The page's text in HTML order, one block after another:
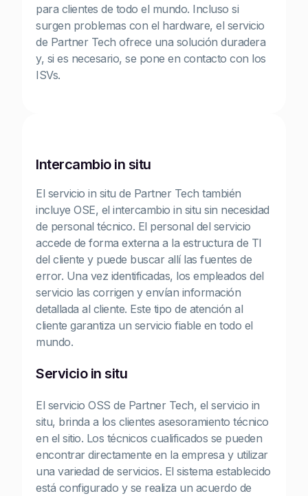
para clientes de todo el mundo. Incluso si
surgen problemas con el hardware, el servicio
de Partner Tech ofrece una solución duradera
y, si es necesario, se pone en contacto con los
ISVs.
Intercambio in situ
El servicio in situ de Partner Tech también
incluye OSE, el intercambio in situ sin necesidad
de personal técnico. El personal del servicio
accede de forma externa a la estructura de TI
del cliente y puede buscar allí las fuentes de
error. Una vez identificadas, los empleados del
servicio las corrigen y envían información
detallada al cliente. Este tipo de atención al
cliente garantiza un servicio fiable en todo el
mundo.
Servicio in situ
El servicio OSS de Partner Tech, el servicio in
situ, brinda a los clientes asesoramiento técnico
en el sitio. Los técnicos cualificados se pueden
encontrar directamente en la empresa y utilizar
una variedad de servicios. El sistema establecido
está configurado y se realiza un acuerdo de